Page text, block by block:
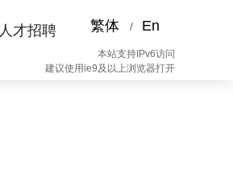
本站支持IPv6访问
建议使用ie9及以上浏览器打开
人才招聘 繁体 / En